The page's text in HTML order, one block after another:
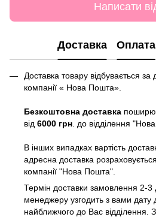
Написати
Доставка Оплата
Доставка товару відбувається
компанії « Нова Пошта».
Безкоштовна доставка
від 6000 грн . до відділення
В інших випадках вартість
адресна доставка
компанії "Нова Пошта".
Термін доставки замовлення 2-3
менеджеру узгодить з вами дату
найближчого до Вас відділення.